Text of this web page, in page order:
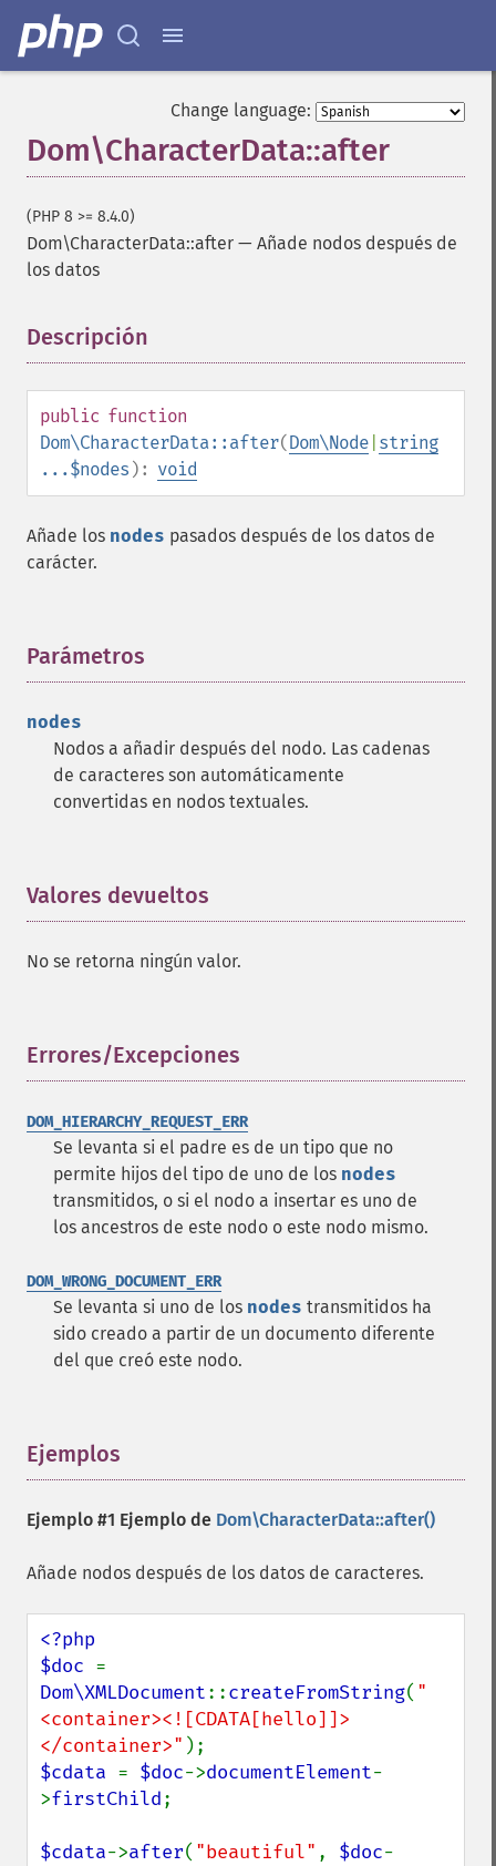
Change language:
Dom\CharacterData::after
(PHP 8 >= 8.4.0)
Dom\CharacterData::after — Añade nodos después de
los datos
Descripción
public function
Dom\CharacterData::after(Dom\Node string
...$nodes ): void
Añade los nodes pasados después de los datos de
carácter.
Parámetros
nodes
Nodos a añadir después del nodo. Las cadenas
de caracteres son automáticamente
convertidas en nodos textuales.
Valores devueltos
No se retorna ningún valor.
Errores/Excepciones
DOM_HIERARCHY_REQUEST_ERR
Se levanta si el padre es de un tipo que no
permite hijos del tipo de uno de los nodes
transmitidos, o si el nodo a insertar es uno de
los ancestros de este nodo o este nodo mismo.
DOM_WRONG_DOCUMENT_ERR
Se levanta si uno de los nodes transmitidos ha
sido creado a partir de un documento diferente
del que creó este nodo.
Ejemplos
Ejemplo #1 Ejemplo de Dom\CharacterData::after()
Añade nodos después de los datos de caracteres.
<?php
$doc
Dom\XMLDocument::createFromString( "
<container><![CDATA[hello]]>
</container>"
$cdata = $doc->documentElement-
>firstChild;
$cdata->after( "beautiful" , $doc-